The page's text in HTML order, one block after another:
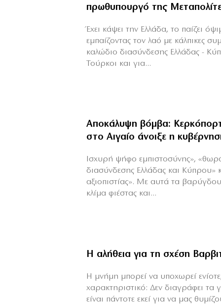
πρωθυπουργό της
Έχει κάψει την Ελλάδα, το παίζει
εμπαίζοντας τον λαό με κάλπικες
καλώδιο διασύνδεσης Ελλάδας -
Τούρκοι και για...
Αποκάλυψη βόμβα:
στο Αιγαίο άνοιξε η
Ισχυρή ψήφο εμπιστοσύνης»,
διασύνδεσης Ελλάδας και Κύπρου»
αξιοπιστίας». Με αυτά τα
κλίμα φιέστας και...
Η αλήθεια για τη σχέση
H μνήμη μπορεί να υποχωρεί
χαρακτηριστικό: Δεν διαγράφει τα
είναι πάντοτε εκεί για να μας